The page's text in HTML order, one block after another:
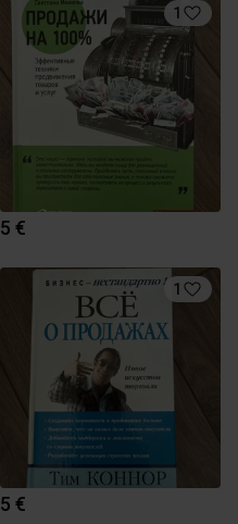
1
5 €
1
5 €